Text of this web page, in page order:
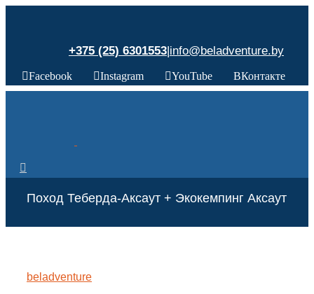
+375 (25) 6301553|info@beladventure.by
Facebook Instagram YouTube ВКонтакте
Поход Теберда-Аксаут + Экокемпинг Аксаут
beladventure